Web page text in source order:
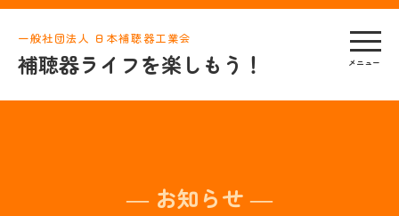
一般社団法人 日本補聴器工業会
補聴器ライフを楽しもう！
― お知らせ ―